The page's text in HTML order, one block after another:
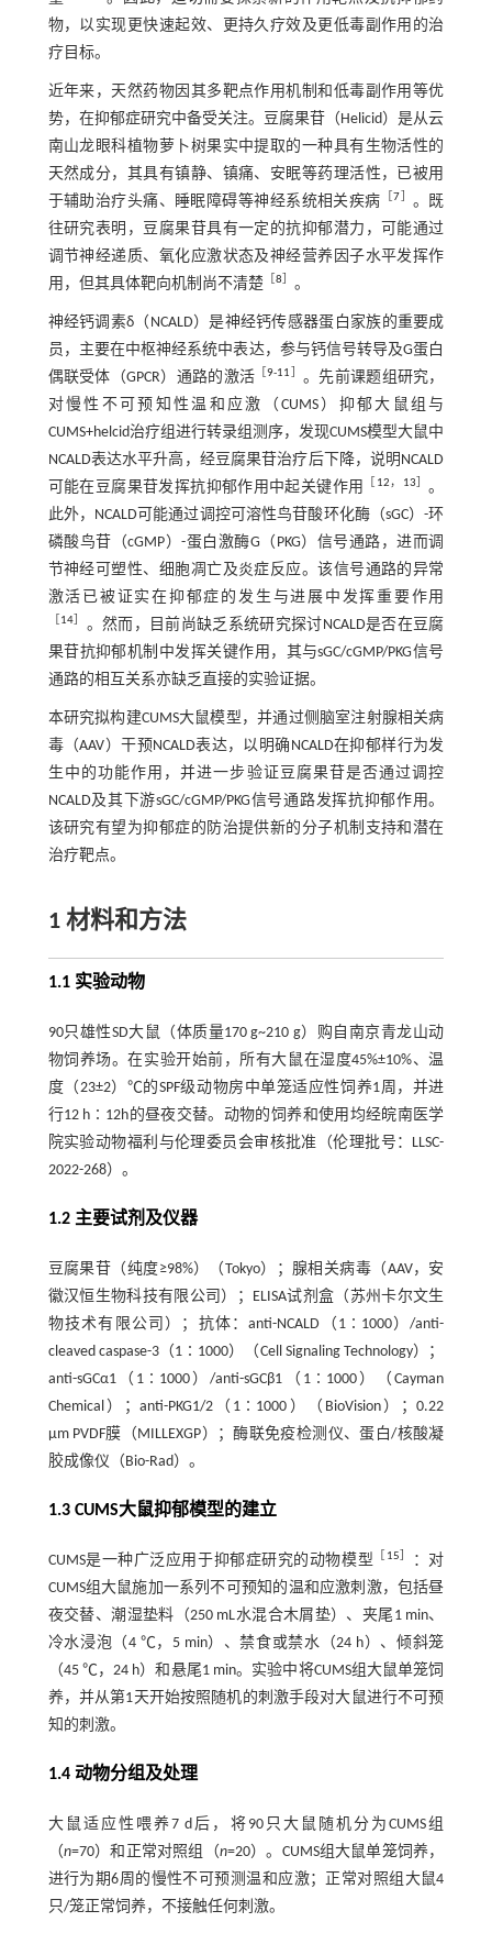
物，以实现更快速起效、更持久疗效及更低毒副作用的治
疗目标。
近年来，天然药物因其多靶点作用机制和低毒副作用等优
势，在抑郁症研究中备受关注。豆腐果苷（Helicid）是从云
南山龙眼科植物萝卜树果实中提取的一种具有生物活性的
天然成分，其具有镇静、镇痛、安眠等药理活性，已被用
于辅助治疗头痛、睡眠障碍等神经系统相关疾病 ［7
。既
往研究表明，豆腐果苷具有一定的抗抑郁潜力，可能通过
调节神经递质、氧化应激状态及神经营养因子水平发挥作
用，但其具体靶向机制尚不清楚
8 。
神经钙调素δ（NCALD）是神经钙传感器蛋白家族的重要成
员，主要在中枢神经系统中表达，参与钙信号转导及G蛋白
偶联受体（GPCR）通路的激活 ［9-11
。先前课题组研究，
对慢性不可预知性温和应激（CUMS）抑郁大鼠组与
CUMS+helcid治疗组进行转录组测序，发现CUMS模型大鼠中
NCALD表达水平升高，经豆腐果苷治疗后下降，说明NCALD
可能在豆腐果苷发挥抗抑郁作用中起关键作用
12， 13
。
此外，NCALD可能通过调控可溶性鸟苷酸环化酶（sGC）-环
磷酸鸟苷（cGMP）-蛋白激酶G（PKG）信号通路，进而调
节神经可塑性、细胞凋亡及炎症反应。该信号通路的异常
激活已被证实在抑郁症的发生与进展中发挥重要作用
14］ 。然而，目前尚缺乏系统研究探讨NCALD是否在豆腐
果苷抗抑郁机制中发挥关键作用，其与sGC/cGMP/PKG信号
通路的相互关系亦缺乏直接的实验证据。
本研究拟构建CUMS大鼠模型，并通过侧脑室注射腺相关病
毒（AAV）干预NCALD表达，以明确NCALD在抑郁样行为发
生中的功能作用，并进一步验证豆腐果苷是否通过调控
NCALD及其下游sGC/cGMP/PKG信号通路发挥抗抑郁作用。
该研究有望为抑郁症的防治提供新的分子机制支持和潜在
治疗靶点。
1 材料和方法
1.1 实验动物
90只雄性SD大鼠（体质量170 g~210 g）购自南京青龙山动
物饲养场。在实验开始前，所有大鼠在湿度45%±10%、温
度（23±2）℃的SPF级动物房中单笼适应性饲养1周，并进
行12 h∶12h的昼夜交替。动物的饲养和使用均经皖南医学
院实验动物福利与伦理委员会审核批准（伦理批号：LLSC-
2022-268）。
1.2 主要试剂及仪器
豆腐果苷（纯度≥98%）（Tokyo）；腺相关病毒（AAV，安
徽汉恒生物科技有限公司）；ELISA试剂盒（苏州卡尔文生
物技术有限公司）；抗体：anti-NCALD（1∶1000）/anti-
cleaved caspase-3（1∶1000）（Cell Signaling Technology）；
anti-sGCα1（1∶1000）/anti-sGCβ1（1∶1000）（Cayman
Chemical）；anti-PKG1/2（1∶1000）（BioVision）；0.22
μm PVDF膜（MILLEXGP）；酶联免疫检测仪、蛋白/核酸凝
胶成像仪（Bio-Rad）。
1.3 CUMS大鼠抑郁模型的建立
CUMS是一种广泛应用于抑郁症研究的动物模型 15
：对
CUMS组大鼠施加一系列不可预知的温和应激刺激，包括昼
夜交替、潮湿垫料（250 mL水混合木屑垫）、夹尾1 min、
冷水浸泡（4 ℃，5 min）、禁食或禁水（24 h）、倾斜笼
（45 ℃，24 h）和悬尾1 min。实验中将CUMS组大鼠单笼饲
养，并从第1天开始按照随机的刺激手段对大鼠进行不可预
知的刺激。
1.4 动物分组及处理
大鼠适应性喂养7 d后，将90只大鼠随机分为CUMS组
（n=70）和正常对照组（n=20）。CUMS组大鼠单笼饲养，
进行为期6周的慢性不可预测温和应激；正常对照组大鼠4
只/笼正常饲养，不接触任何刺激。